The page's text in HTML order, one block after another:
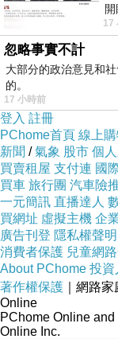
ROCCAT
Team 十銓科
Hello Kitty『
電線
【R.Q.POLO
床包兩用被四
好禮送【Acer
吋 32G 四核心
望
17
忽略事實不計
大部分的政治意見和
的。
17 小時前
登入 註冊
PChome首頁 線上
新聞 /氣象 股市 個
買賣租屋 支付連 國
買車 旅行團 汽車險
一元簡訊 直播達人
買網址 虛擬主機 企
廣告刊登 隱私權聲明
消費者保護 兒童網
About PChome 投資
著作權保護 ｜網路
Online
PChome Online
Online Inc.